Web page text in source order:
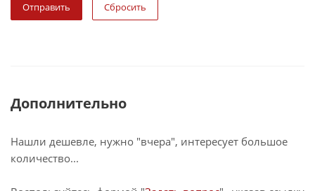
Сбросить
Дополнительно
Нашли дешевле, нужно "вчера", интересует большое
количество...